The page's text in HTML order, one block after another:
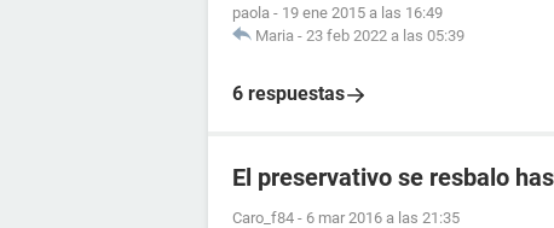
paola - 19 ene 2015 a las 16:49
Maria - 23 feb 2022 a las 05:39
6 respuestas
El preservativo se resbalo
Caro_f84 - 6 mar 2016 a las 21:35